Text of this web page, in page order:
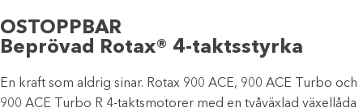
OSTOPPBAR
Beprövad Rotax® 4-taktsstyrka
En kraft som aldrig sinar. Rotax 900 ACE, 900 ACE Turbo och
900 ACE Turbo R 4-taktsmotorer med en tvåväxlad växellåda